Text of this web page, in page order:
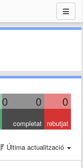
0 0 0
completat rebutjat
Última actualització